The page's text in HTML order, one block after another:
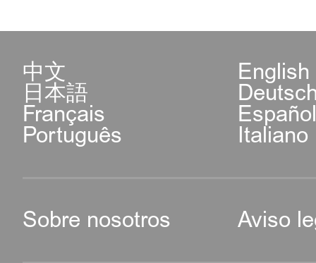
中文 English
日本語
Français
Português Italiano
Sobre nosotros Aviso